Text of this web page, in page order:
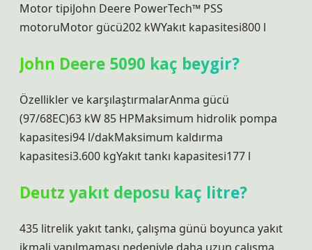
Motor tipiJohn Deere PowerTech™ PSS
motoruMotor gücü202 kWYakıt kapasitesi800 l
John Deere 5090 kaç beygir?
Özellikler ve karşılaştırmalarAnma gücü
(97/68EC)63 kW 85 HPMaksimum hidrolik pompa
kapasitesi94 l/dakMaksimum kaldırma
kapasitesi3.600 kgYakıt tankı kapasitesi177 l
Deutz yakıt deposu kaç litre?
435 litrelik yakıt tankı, çalışma günü boyunca yakıt